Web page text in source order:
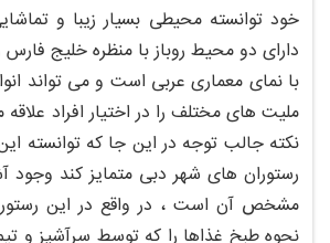
خود توانسته محیطی بسیار زیبا و
دارای دو محیط روباز با منظره خلیج
با نمای معماری عربی است و می تواند
ملیت های مختلف را در اختیار افراد علاقه
نکته جالب توجه در این جا که توانسته
رستوران های شهر دبی متمایز کند وجود
مشخص آن است ، در واقع در این